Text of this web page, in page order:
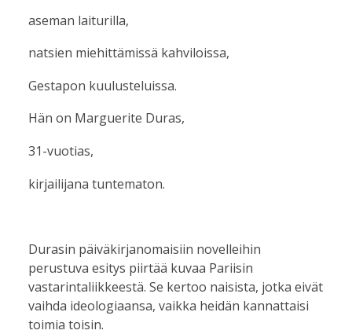
aseman laiturilla,
natsien miehittämissä kahviloissa,
Gestapon kuulusteluissa.
Hän on Marguerite Duras,
31-vuotias,
kirjailijana tuntematon.
Durasin päiväkirjanomaisiin novelleihin
perustuva esitys piirtää kuvaa Pariisin
vastarintaliikkeestä. Se kertoo naisista, jotka eivät
vaihda ideologiaansa, vaikka heidän kannattaisi
toimia toisin.